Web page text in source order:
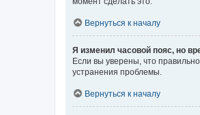
Вернуться к началу
Я изменил часовой пояс, но
Если вы уверены, что
устранения проблемы.
Вернуться к началу